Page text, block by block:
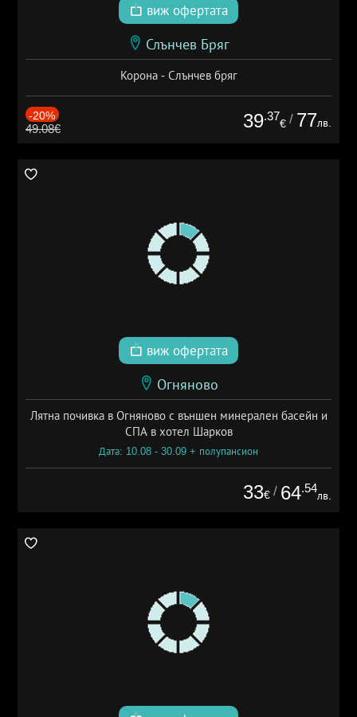
виж офертата
Слънчев Бряг
Корона - Слънчев бряг
-20%
49.08€ 39.37
€ / 77лв.
виж офертата
Огняново
Лятна почивка в Огняново с външен минерален басейн и
СПА в хотел Шарков
Дата: 10.08 - 30.09 + полупансион
33€ / 64.54
лв.